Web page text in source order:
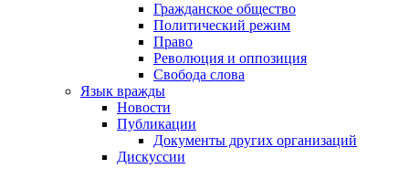
Гражданское общество
Политический режим
Право
Революция и оппозиция
Свобода слова
Язык вражды
Новости
Публикации
Документы других организаций
Дискуссии